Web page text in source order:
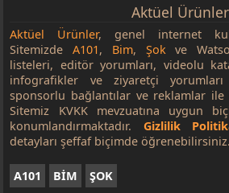
Aktüel Ürünler
Aktüel Ürünler, genel internet
SitemizdeA101, Bim, Şokve
listeleri, editör yorumları, videolu
infografikler ve ziyaretçi
sponsorlu bağlantılar ve reklamlar
Sitemiz KVKK mevzuatına uygun
konumlandırmaktadır. Gizlilik
detayları şeffaf biçimde öğrenebilirsiniz.
A101 BİM ŞOK